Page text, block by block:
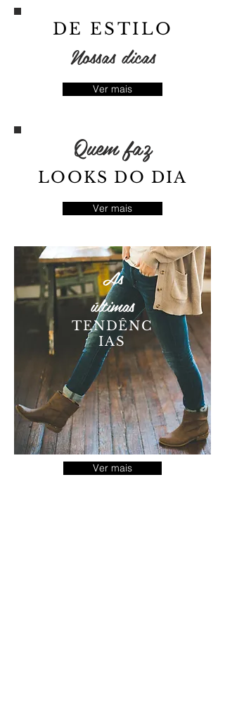
DE ESTILO
Nossas dicas
Ver mais
Quem faz
LOOKS DO DIA
Ver mais
As
últimas
TENDÊNC
IAS
Ver mais